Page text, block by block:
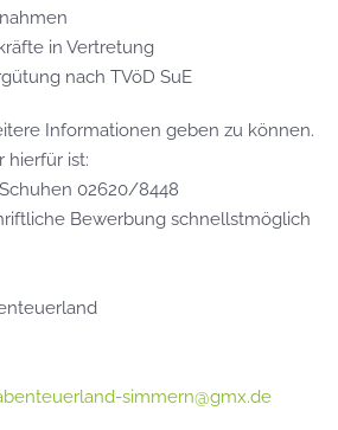
in Vertretung
nach TVöD SuE
Informationen geben zu können.
hierfür ist:
02620/8448
Bewerbung schnellstmöglich
simmern@gmx.de